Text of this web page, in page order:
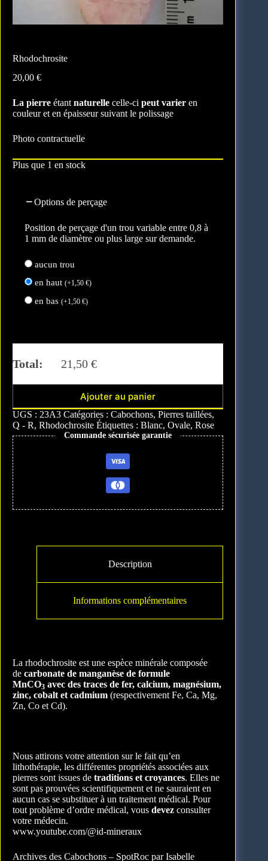
Rhodochrosite
20,00 €
La pierre étant naturelle celle-ci peut varier en
couleur et en épaisseur suivant le polissage
Photo contractuelle
Plus que 1 en stock
Options de perçage
Position de perçage d'un trou variable entre 0,8 à
1 mm de diamètre ou plus large sur demande.
aucun trou
en haut (+1,50 €)
en bas (+1,50 €)
Total: 21,50 €
Ajouter au panier
A
l
t
e
r
n
a
t
i
v
UGS : 23A3 Catégories : Cabochons, Pierres taillées,
Q - R, Rhodochrosite Étiquettes : Blanc, Ovale, Rose
Commande sécurisée garantie
Description
Informations complémentaires
La rhodochrosite est une espèce minérale composée
de carbonate de manganèse de formule
MnCO3 avec des traces de fer, calcium, magnésium,
zinc, cobalt et cadmium (respectivement Fe, Ca, Mg,
Zn, Co et Cd).
Nous attirons votre attention sur le fait qu’en
lithothérapie, les différentes propriétés associées aux
pierres sont issues de traditions et croyances. Elles ne
sont pas prouvées scientifiquement et ne sauraient en
aucun cas se substituer à un traitement médical. Pour
tout problème d’ordre médical, vous devez consulter
votre médecin.
www.youtube.com/@id-mineraux
Archives des Cabochons – SpotRoc par Isabelle